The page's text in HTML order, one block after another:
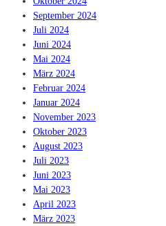
September 2024
Juli 2024
Juni 2024
Mai 2024
März 2024
Februar 2024
Januar 2024
November 2023
Oktober 2023
August 2023
Juli 2023
Juni 2023
Mai 2023
April 2023
März 2023